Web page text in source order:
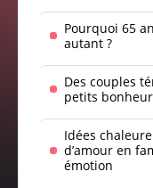
Pourquoi 65
autant ?
Des couples
petits
Idées
d’amour en
émotion